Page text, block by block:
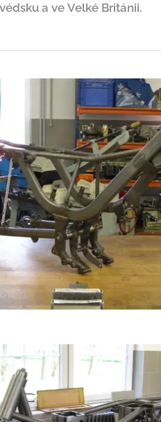
a ve Velké Británii.